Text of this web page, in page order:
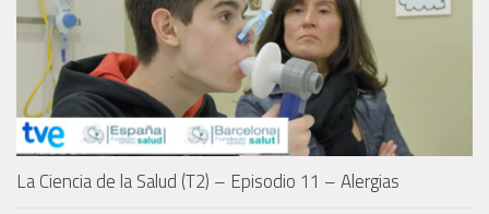
La Ciencia de la Salud (T2) – Episodio 11 – Alergias